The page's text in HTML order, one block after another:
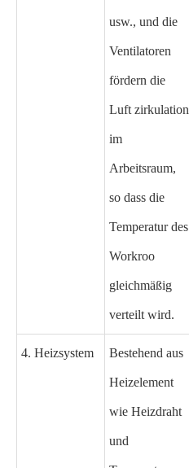
usw., und die
Ventilatoren
fördern die
Luft zirkulation
im
Arbeitsraum,
so dass die
Temperatur des
Workroo
gleichmäßig
verteilt wird.
4. Heizsystem Bestehend aus
Heizelement
wie Heizdraht
und